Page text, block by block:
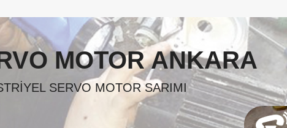
MOTOR ANKARA
SERVO MOTOR SARIMI